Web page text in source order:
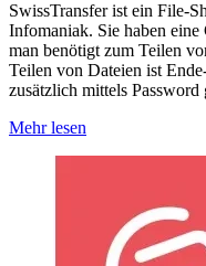
SwissTransfer ist ein File-
Infomaniak. Sie haben
man benötigt zum Teilen
Teilen von Dateien ist
zusätzlich mittels Password
Mehr lesen